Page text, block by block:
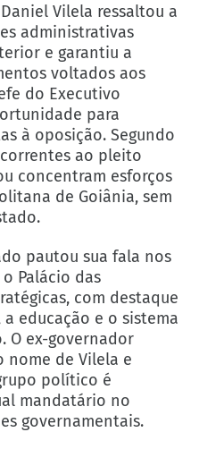
Vilela ressaltou a
administrativas
e garantiu a
voltados aos
do Executivo
para
à oposição. Segundo
ao pleito
concentram esforços
de Goiânia, sem
pautou sua fala nos
Palácio das
com destaque
educação e o sistema
O ex-governador
nome de Vilela e
político é
mandatário no
governamentais.